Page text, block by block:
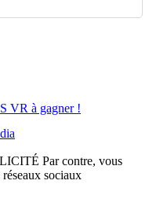
VR à gagner !
Par contre, vous
sociaux